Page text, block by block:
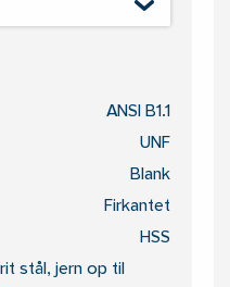
ANSI B1.1
UNF
Blank
Firkantet
HSS
stål, jern op til